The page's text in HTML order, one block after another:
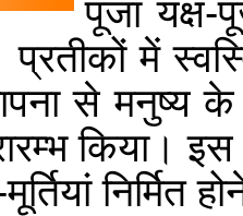
पूजा यक्ष-
प्रतीकों में
से मनुष्य
किया। इस
निर्मित